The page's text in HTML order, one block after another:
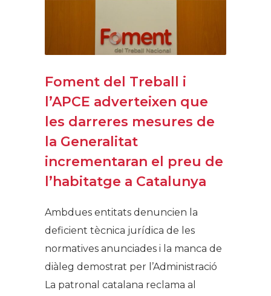
Foment del Treball i
l’APCE adverteixen que
les darreres mesures de
la Generalitat
incrementaran el preu de
l’habitatge a Catalunya
Ambdues entitats denuncien la
deficient tècnica jurídica de les
normatives anunciades i la manca de
diàleg demostrat per l’Administració
La patronal catalana reclama al